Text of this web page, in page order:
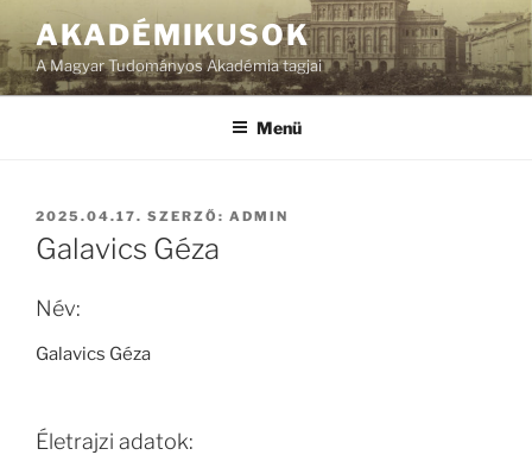
AKADÉMIKUSOK
A Magyar Tudományos Akadémia tagjai
Menü
BEKÜLDVE:
2025.04.17. SZERZŐ: ADMIN
Galavics Géza
Név:
Galavics Géza
Életrajzi adatok: